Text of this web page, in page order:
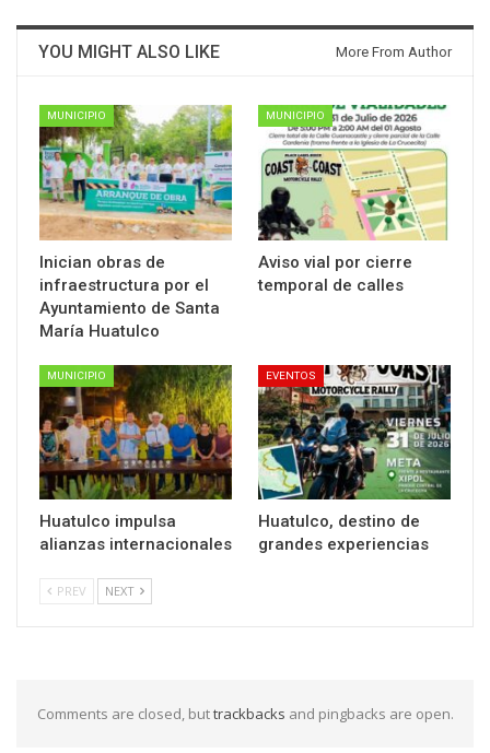
YOU MIGHT ALSO LIKE More From Author
MUNICIPIO
Inician obras de
infraestructura por el
Ayuntamiento de Santa
María Huatulco
MUNICIPIO
Aviso vial por cierre
temporal de calles
MUNICIPIO
Huatulco impulsa
alianzas internacionales
EVENTOS
Huatulco, destino de
grandes experiencias
PREV NEXT
Comments are closed, buttrackbacks and pingbacks are open.